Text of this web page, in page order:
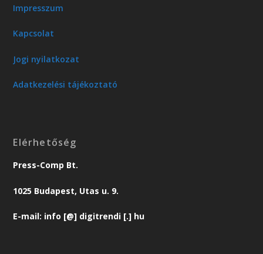
Impresszum
Kapcsolat
Jogi nyilatkozat
Adatkezelési tájékoztató
Elérhetőség
Press-Comp Bt.
1025 Budapest, Utas u. 9.
E-mail: info [@] digitrendi [.] hu